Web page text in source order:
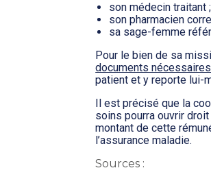
son médecin traitant ;
son pharmacien
sa sage-femme
Pour le bien de sa
documents
patient et y reporte lui-
Il est précisé que la
soins pourra ouvrir
montant de cette
l’assurance maladie.
Sources :